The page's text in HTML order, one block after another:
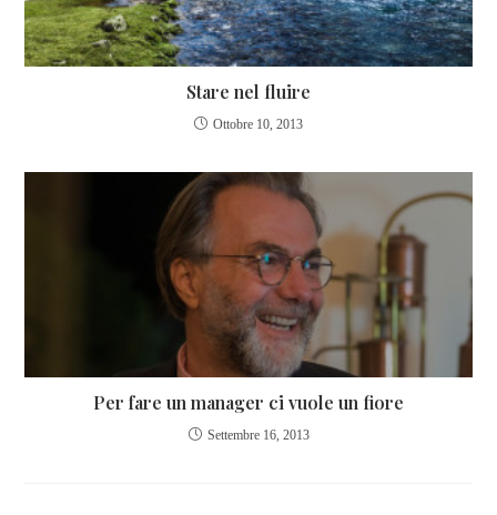
Stare nel fluire
Ottobre 10, 2013
Per fare un manager ci vuole un fiore
Settembre 16, 2013